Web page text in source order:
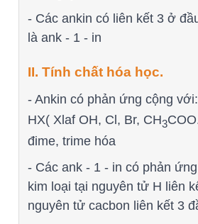
- Các ankin có liên kết 3 ở
là ank - 1 - in
II. Tính chất hóa học.
- Ankin có phản ứng cộng
HX( Xlaf OH, Cl, Br, CH3
đime, trime hóa
- Các ank - 1 - in có phản
kim loại tại nguyên tử H liên
nguyên tử cacbon liên kết 3